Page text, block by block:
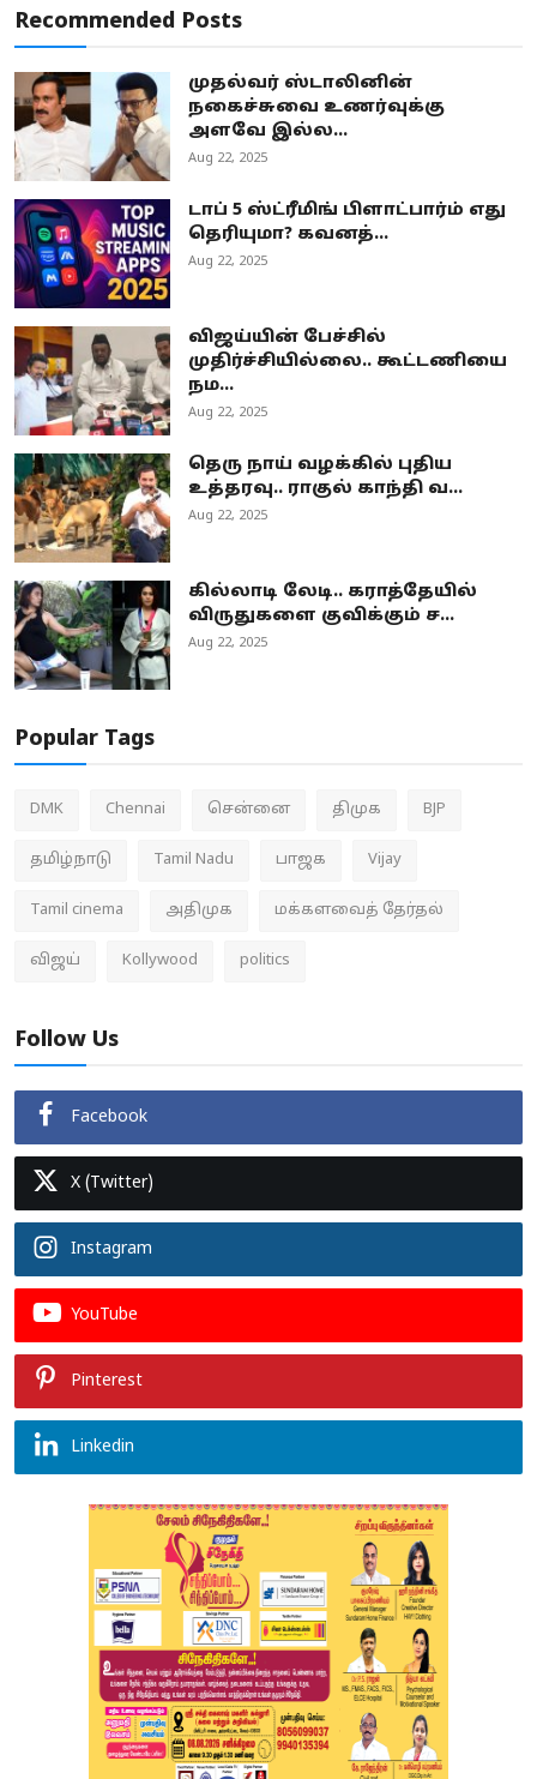
Recommended Posts
முதல்வர் ஸ்டாலினின்
நகைச்சுவை உணர்வுக்கு
அளவே இல்ல...
Aug 22, 2025
டாப் 5 ஸ்ட்ரீமிங் பிளாட்பார்ம் எது
தெரியுமா? கவனத்...
Aug 22, 2025
விஜய்யின் பேச்சில்
முதிர்ச்சியில்லை.. கூட்டணியை
நம...
Aug 22, 2025
தெரு நாய் வழக்கில் புதிய
உத்தரவு.. ராகுல் காந்தி வ...
Aug 22, 2025
கில்லாடி லேடி.. கராத்தேயில்
விருதுகளை குவிக்கும் ச...
Aug 22, 2025
Popular Tags
DMK Chennai சென்னை திமுக BJP
தமிழ்நாடு Tamil Nadu பாஜக Vijay
Tamil cinema அதிமுக மக்களவைத் தேர்தல்
விஜய் Kollywood politics
Follow Us
Facebook
X (Twitter)
Instagram
YouTube
Pinterest
Linkedin